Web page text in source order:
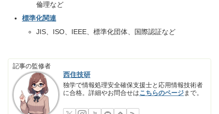
倫理など
標準化関連
JIS、ISO、IEEE、標準化団体、国際認証など
記事の監修者
西住技研
独学で情報処理安全確保支援士と応用情報技術者
に合格。詳細やお問合せはこちらのページまで。